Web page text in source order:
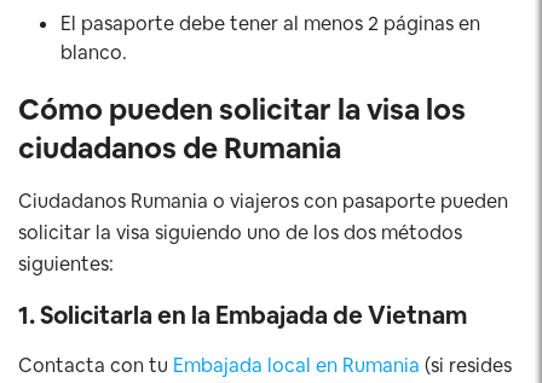
El pasaporte debe tener al menos 2 páginas en
blanco.
Cómo pueden solicitar la visa los
ciudadanos de Rumania
Ciudadanos Rumania o viajeros con pasaporte pueden
solicitar la visa siguiendo uno de los dos métodos
siguientes:
1. Solicitarla en la Embajada de Vietnam
Contacta con tu Embajada local en Rumania (si resides